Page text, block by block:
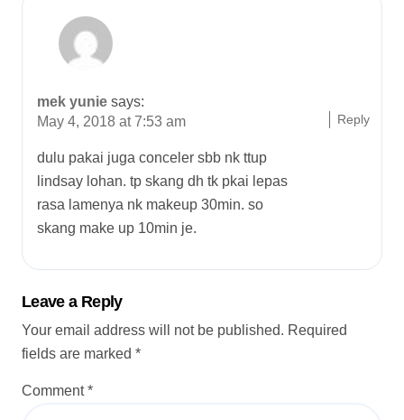
mek yunie says:
May 4, 2018 at 7:53 am
dulu pakai juga conceler sbb nk ttup
lindsay lohan. tp skang dh tk pkai lepas
rasa lamenya nk makeup 30min. so
skang make up 10min je.
Reply
Leave a Reply
Your email address will not be published. Required
fields are marked *
Comment*